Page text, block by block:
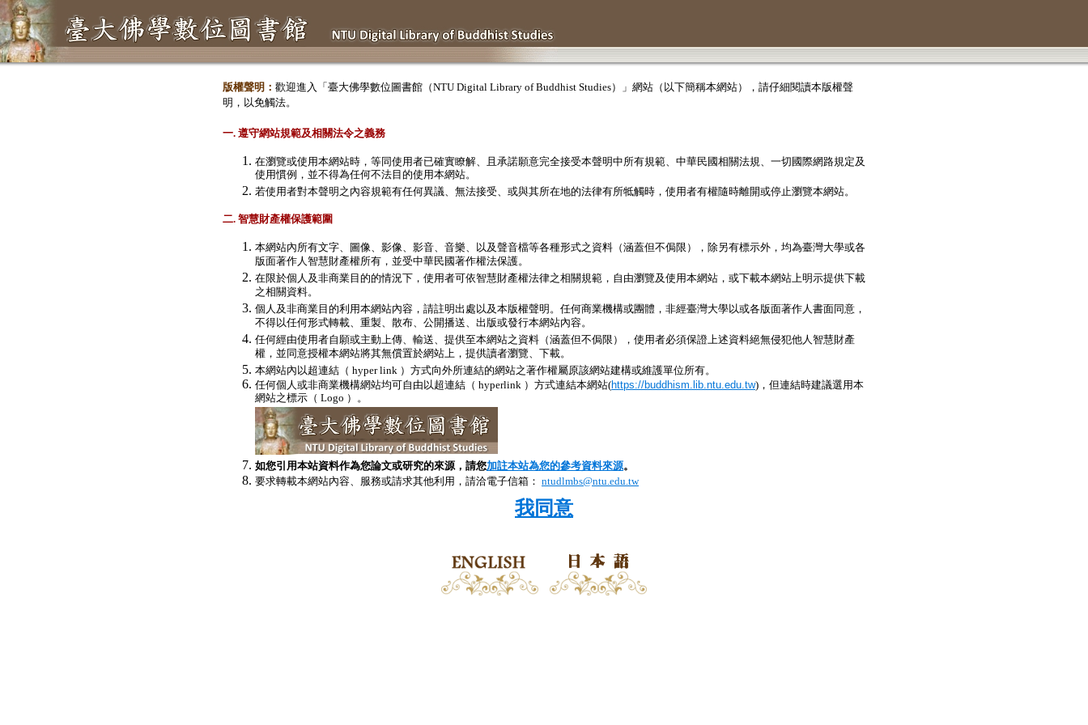
版權聲明： 歡迎進入「臺大佛學數位圖書館（NTU Digital Library of Buddhist Studies）」網站（以下簡稱本網站），請仔細閱讀本版權聲
明，以免觸法。
一. 遵守網站規範及相關法令之義務
在瀏覽或使用本網站時，等同使用者已確實瞭解、且承諾願意完全接受本聲明中所有規範、中華民國相關法規、一切國際網路規定及
使用慣例，並不得為任何不法目的使用本網站。
若使用者對本聲明之內容規範有任何異議、無法接受、或與其所在地的法律有所牴觸時，使用者有權隨時離開或停止瀏覽本網站。
二. 智慧財產權保護範圍
本網站內所有文字、圖像、影像、影音、音樂、以及聲音檔等各種形式之資料（涵蓋但不侷限），除另有標示外，均為臺灣大學或各
版面著作人智慧財產權所有，並受中華民國著作權法保護。
在限於個人及非商業目的的情況下，使用者可依智慧財產權法律之相關規範，自由瀏覽及使用本網站，或下載本網站上明示提供下載
之相關資料。
個人及非商業目的利用本網站內容，請註明出處以及本版權聲明。任何商業機構或團體，非經臺灣大學以或各版面著作人書面同意，
不得以任何形式轉載、重製、散布、公開播送、出版或發行本網站內容。
任何經由使用者自願或主動上傳、輸送、提供至本網站之資料（涵蓋但不侷限），使用者必須保證上述資料絕無侵犯他人智慧財產
權，並同意授權本網站將其無償置於網站上，提供讀者瀏覽、下載。
本網站內以超連結（ hyper link ）方式向外所連結的網站之著作權屬原該網站建構或維護單位所有。
任何個人或非商業機構網站均可自由以超連結（ hyperlink ）方式連結本網站(https://buddhism.lib.ntu.edu.tw)，但連結時建議選用本
網站之標示（ Logo ）。
如您引用本站資料作為您論文或研究的來源，請您加註本站為您的參考資料來源。
要求轉載本網站內容、服務或請求其他利用，請洽電子信箱： ntudlmbs@ntu.edu.tw
我同意